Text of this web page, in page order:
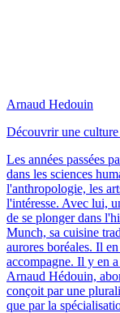
Arnaud Hedouin
Découvrir une
Les années passées
dans les sciences
l'anthropologie, les
l'intéresse. Avec lui,
de se plonger dans
Munch, sa cuisine
aurores boréales. Il
accompagne. Il y en
Arnaud Hédouin,
conçoit par une
que par la